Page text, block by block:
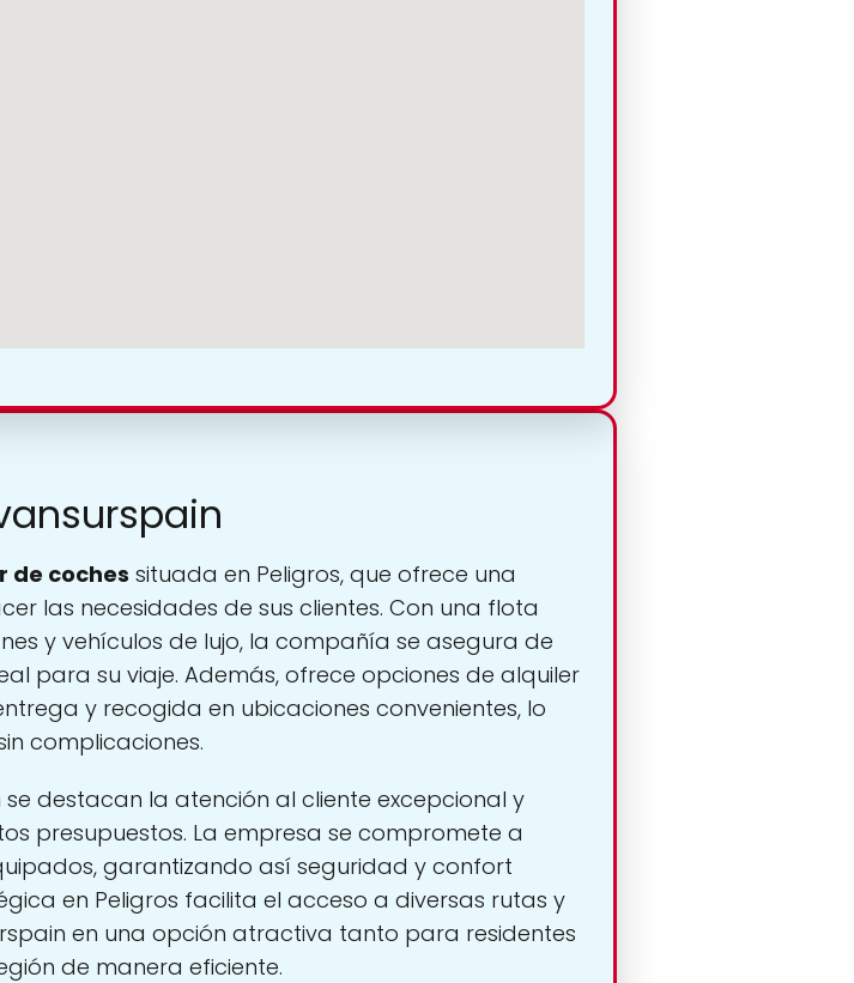
de coches situada en Peligros, que ofrece una
las necesidades de sus clientes. Con una flota
y vehículos de lujo, la compañía se asegura de
para su viaje. Además, ofrece opciones de alquiler
y recogida en ubicaciones convenientes, lo
complicaciones.
destacan la atención al cliente excepcional y
presupuestos. La empresa se compromete a
garantizando así seguridad y confort
en Peligros facilita el acceso a diversas rutas y
en una opción atractiva tanto para residentes
de manera eficiente.